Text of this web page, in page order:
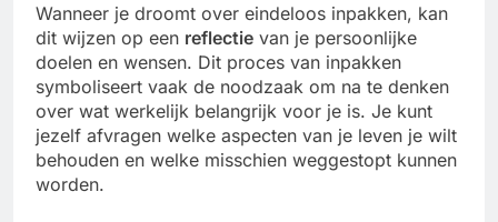
Wanneer je droomt over eindeloos inpakken, kan
dit wijzen op een reflectie van je persoonlijke
doelen en wensen. Dit proces van inpakken
symboliseert vaak de noodzaak om na te denken
over wat werkelijk belangrijk voor je is. Je kunt
jezelf afvragen welke aspecten van je leven je wilt
behouden en welke misschien weggestopt kunnen
worden.